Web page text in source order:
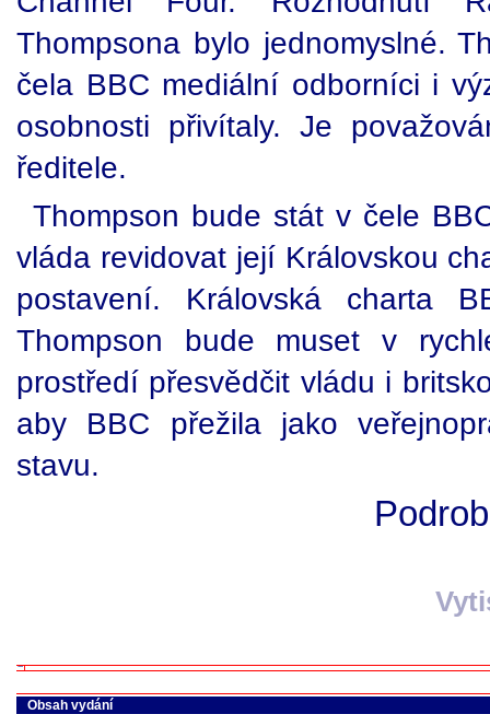
Thompsona bylo jednomyslné.
čela BBC mediální odborníci i
osobnosti přivítaly. Je
ředitele.
Thompson bude stát v čele
vláda revidovat její Královskou
postavení. Královská charta
Thompson bude muset v
prostředí přesvědčit vládu i
aby BBC přežila jako
stavu.
Obsah vydání